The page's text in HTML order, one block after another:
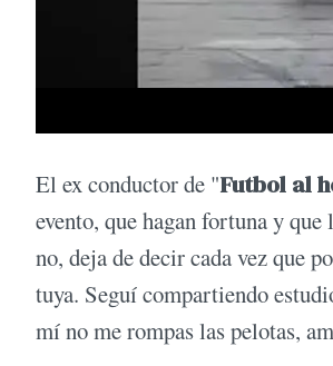
El ex conductor de "Futbol al
evento, que hagan fortuna y
no, deja de decir cada vez que
tuya. Seguí compartiendo
mí no me rompas las pelotas,